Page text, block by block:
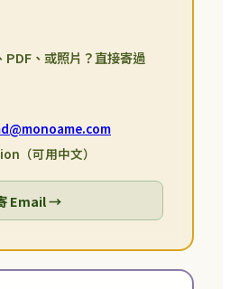
PDF、或照片？直接寄過
（可用中文）
Email →